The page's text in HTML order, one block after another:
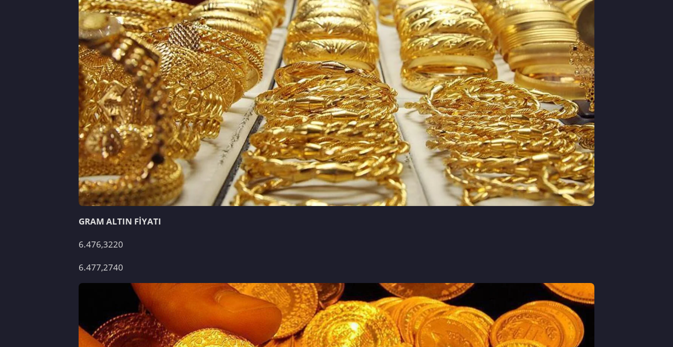
GRAM ALTIN FİYATI
6.476,3220
6.477,2740